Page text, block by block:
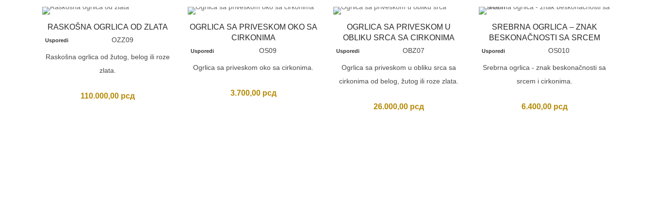
RASKOŠNA OGRLICA OD ZLATA
Usporedi OZZ09
Raskošna ogrlica od žutog, belog ili roze
zlata.
110.000,00 рсд
OGRLICA SA PRIVESKOM OKO SA
CIRKONIMA
Usporedi OS09
Ogrlica sa priveskom oko sa cirkonima.
3.700,00 рсд
OGRLICA SA PRIVESKOM U
OBLIKU SRCA SA CIRKONIMA
Usporedi OBZ07
Ogrlica sa priveskom u obliku srca sa
cirkonima od belog, žutog ili roze zlata.
26.000,00 рсд
SREBRNA OGRLICA – ZNAK
BESKONAČNOSTI SA SRCEM
Usporedi OS010
Srebrna ogrlica - znak beskonačnosti sa
srcem i cirkonima.
6.400,00 рсд